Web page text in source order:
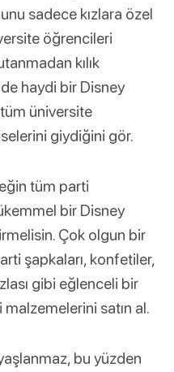
sadece kızlara özel
öğrencileri
kılık
haydi bir Disney
üniversite
giydiğini gör.
tüm parti
bir Disney
Çok olgun bir
şapkaları, konfetiler,
gibi eğlenceli bir
satın al.
bu yüzden